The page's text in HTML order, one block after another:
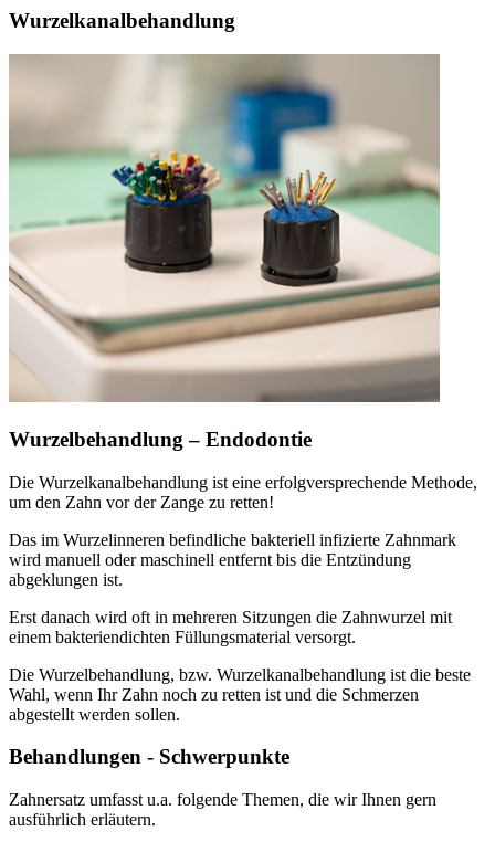
Wurzelkanalbehandlung
Wurzelbehandlung – Endodontie
Die Wurzelkanalbehandlung ist eine erfolgversprechende Methode,
um den Zahn vor der Zange zu retten!
Das im Wurzelinneren befindliche bakteriell infizierte Zahnmark
wird manuell oder maschinell entfernt bis die Entzündung
abgeklungen ist.
Erst danach wird oft in mehreren Sitzungen die Zahnwurzel mit
einem bakteriendichten Füllungsmaterial versorgt.
Die Wurzelbehandlung, bzw. Wurzelkanalbehandlung ist die beste
Wahl, wenn Ihr Zahn noch zu retten ist und die Schmerzen
abgestellt werden sollen.
Behandlungen - Schwerpunkte
Zahnersatz umfasst u.a. folgende Themen, die wir Ihnen gern
ausführlich erläutern.